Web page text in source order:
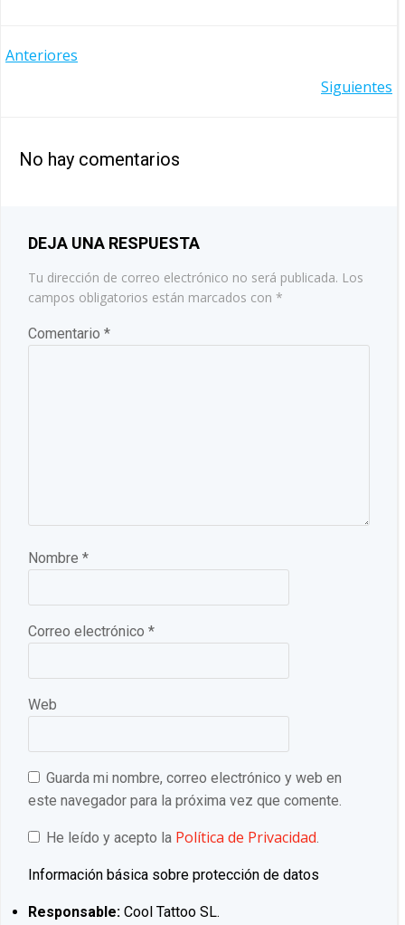
NAVEGACIÓN
LAS
Anteriores
LAS
Siguientes
No hay comentarios
DEJA UNA RESPUESTA
Tu dirección de correo electrónico no será publicada. Los
campos obligatorios están marcados con *
Comentario *
Nombre *
Correo electrónico *
Web
Guarda mi nombre, correo electrónico y web en
este navegador para la próxima vez que comente.
He leído y acepto la Política de Privacidad.
Información básica sobre protección de datos
Responsable: Cool Tattoo SL.